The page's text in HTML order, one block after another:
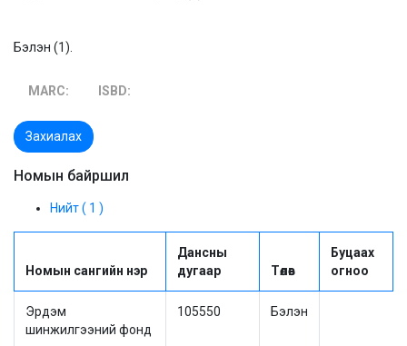
Бэлэн (1).
MARC: ISBD:
Захиалах
Номын байршил
Нийт ( 1 )
Номын сангийн нэр
Дансны
дугаар
Төлөв
Буцаах
огноо
Эрдэм
шинжилгээний фонд
105550 Бэлэн